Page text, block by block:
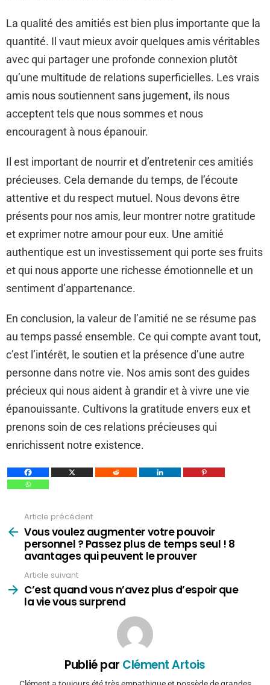
La qualité des amitiés est bien plus importante que la
quantité. Il vaut mieux avoir quelques amis véritables
avec qui partager une profonde connexion plutôt
qu’une multitude de relations superficielles. Les vrais
amis nous soutiennent sans jugement, ils nous
acceptent tels que nous sommes et nous
encouragent à nous épanouir.
Il est important de nourrir et d’entretenir ces amitiés
précieuses. Cela demande du temps, de l’écoute
attentive et du respect mutuel. Nous devons être
présents pour nos amis, leur montrer notre gratitude
et exprimer notre amour pour eux. Une amitié
authentique est un investissement qui porte ses fruits
et qui nous apporte une richesse émotionnelle et un
sentiment d’appartenance.
En conclusion, la valeur de l’amitié ne se résume pas
au temps passé ensemble. Ce qui compte avant tout,
c’est l’intérêt, le soutien et la présence d’une autre
personne dans notre vie. Nos amis sont des guides
précieux qui nous aident à grandir et à vivre une vie
épanouissante. Cultivons la gratitude envers eux et
prenons soin de ces relations précieuses qui
enrichissent notre existence.
plus
Article précédent
Vous voulez augmenter votre pouvoir
personnel ? Passez plus de temps seul ! 8
avantages qui peuvent le prouver
Article suivant
C’est quand vous n’avez plus d’espoir que
la vie vous surprend
Publié par Clément Artois